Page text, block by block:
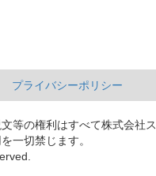
プライバシーポリシー
等の権利はすべて株式会社
一切禁じます。